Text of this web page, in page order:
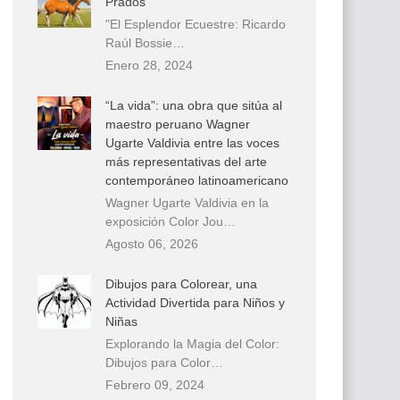
"El Esplendor Ecuestre: Ricardo
Raúl Bossie…
Enero 28, 2024
“La vida”: una obra que sitúa al
maestro peruano Wagner
Ugarte Valdivia entre las voces
más representativas del arte
contemporáneo latinoamericano
Wagner Ugarte Valdivia en la
exposición Color Jou…
Agosto 06, 2026
Dibujos para Colorear, una
Actividad Divertida para Niños y
Niñas
Explorando la Magia del Color:
Dibujos para Color…
Febrero 09, 2024